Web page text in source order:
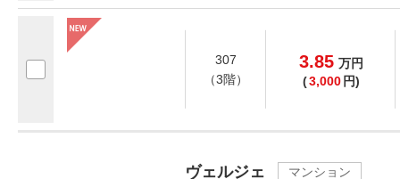
307
（3階）
3.85 万円
(3,000 円)
ヴェルジェ マンション